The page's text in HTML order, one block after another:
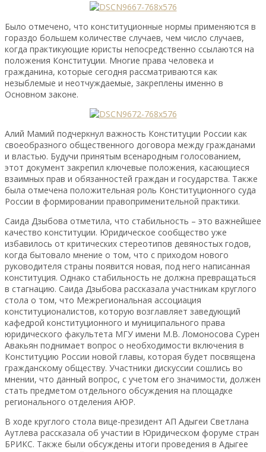
Было отмечено, что конституционные нормы применяются в
гораздо большем количестве случаев, чем число случаев,
когда практикующие юристы непосредственно ссылаются на
положения Конституции. Многие права человека и
гражданина, которые сегодня рассматриваются как
незыблемые и неотчуждаемые, закреплены именно в
Основном законе.
Алий Мамий подчеркнул важность Конституции России как
своеобразного общественного договора между гражданами
и властью. Будучи принятым всенародным голосованием,
этот документ закрепил ключевые положения, касающиеся
взаимных прав и обязанностей граждан и государства. Также
была отмечена положительная роль Конституционного суда
России в формировании правоприменительной практики.
Саида Дзыбова отметила, что стабильность – это важнейшее
качество конституции. Юридическое сообщество уже
избавилось от критических стереотипов девяностых годов,
когда бытовало мнение о том, что с приходом нового
руководителя страны появится новая, под него написанная
конституция. Однако стабильность не должна превращаться
в стагнацию. Саида Дзыбова рассказала участникам круглого
стола о том, что Межрегиональная ассоциация
конституционалистов, которую возглавляет заведующий
кафедрой конституционного и муниципального права
юридического факультета МГУ имени М.В. Ломоносова Сурен
Авакьян поднимает вопрос о необходимости включения в
Конституцию России новой главы, которая будет посвящена
гражданскому обществу. Участники дискуссии сошлись во
мнении, что данный вопрос, с учетом его значимости, должен
стать предметом отдельного обсуждения на площадке
регионального отделения АЮР.
В ходе круглого стола вице-президент АП Адыгеи Светлана
Аутлева рассказала об участии в Юридическом форуме стран
БРИКС. Также были обсуждены итоги проведения в Адыгее